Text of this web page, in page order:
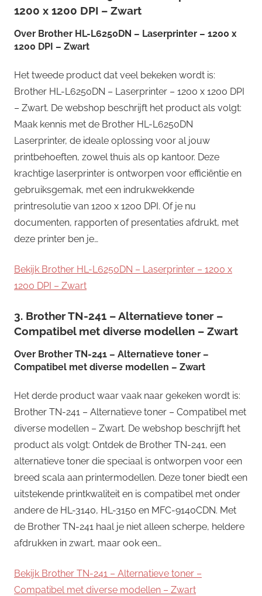
1200 x 1200 DPI – Zwart
Over Brother HL-L6250DN – Laserprinter – 1200 x
1200 DPI – Zwart
Het tweede product dat veel bekeken wordt is:
Brother HL-L6250DN – Laserprinter – 1200 x 1200 DPI
– Zwart. De webshop beschrijft het product als volgt:
Maak kennis met de Brother HL-L6250DN
Laserprinter, de ideale oplossing voor al jouw
printbehoeften, zowel thuis als op kantoor. Deze
krachtige laserprinter is ontworpen voor efficiëntie en
gebruiksgemak, met een indrukwekkende
printresolutie van 1200 x 1200 DPI. Of je nu
documenten, rapporten of presentaties afdrukt, met
deze printer ben je…
Bekijk Brother HL-L6250DN – Laserprinter – 1200 x
1200 DPI – Zwart
3. Brother TN-241 – Alternatieve toner –
Compatibel met diverse modellen – Zwart
Over Brother TN-241 – Alternatieve toner –
Compatibel met diverse modellen – Zwart
Het derde product waar vaak naar gekeken wordt is:
Brother TN-241 – Alternatieve toner – Compatibel met
diverse modellen – Zwart. De webshop beschrijft het
product als volgt: Ontdek de Brother TN-241, een
alternatieve toner die speciaal is ontworpen voor een
breed scala aan printermodellen. Deze toner biedt een
uitstekende printkwaliteit en is compatibel met onder
andere de HL-3140, HL-3150 en MFC-9140CDN. Met
de Brother TN-241 haal je niet alleen scherpe, heldere
afdrukken in zwart, maar ook een…
Bekijk Brother TN-241 – Alternatieve toner –
Compatibel met diverse modellen – Zwart